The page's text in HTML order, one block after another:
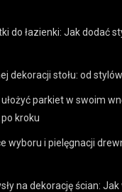
do łazienki: Jak dodać
dekoracji stołu: od
parkiet w swoim
kroku
wyboru i pielęgnacji
na dekorację ścian: